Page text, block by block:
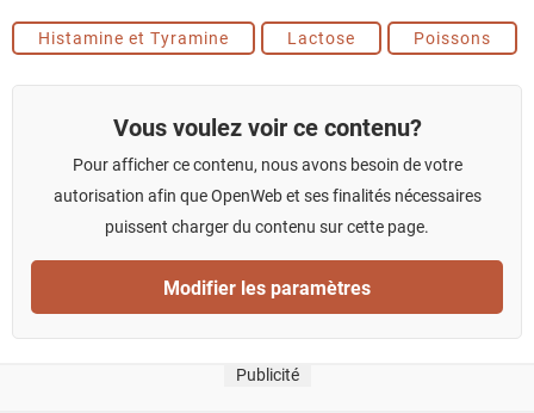
Histamine et Tyramine Lactose Poissons
Vous voulez voir ce contenu?
Pour afficher ce contenu, nous avons besoin de votre
autorisation afin que OpenWeb et ses finalités nécessaires
puissent charger du contenu sur cette page.
Modifier les paramètres
Publicité